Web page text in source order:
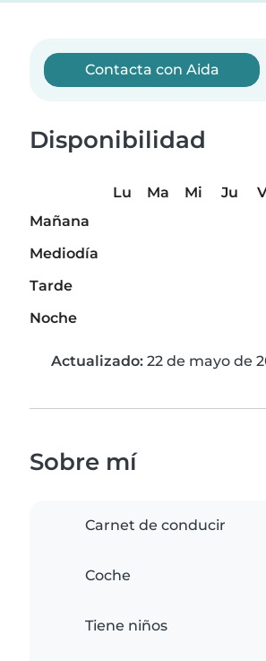
Contacta con Aida
Disponibilidad
Lu Ma Mi Ju
Mañana
Mediodía
Tarde
Noche
Actualizado: 22 de mayo de
Sobre mí
Carnet de conducir
Coche
Tiene niños